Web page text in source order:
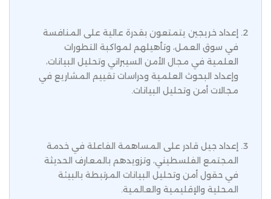
إعداد خريجين يتمتعون بقدرة عالية على المنافسة
في سوق العمل، وتأهيلهم لمواكبة التطورات
العلمية في مجال الأمن السيبراني وتحليل البيانات،
وإعداد البحوث العلمية ودراسات تقييم المشاريع في
مجالات أمن وتحليل البيانات.
إعداد جيل قادر على المساهمة الفاعلة في خدمة
المجتمع الفلسطيني، وتزويدهم بالمعارف الحديثة
في حقول أمن وتحليل البيانات المرتبطة بالبيئة
المحلية والإقليمية والعالمية.